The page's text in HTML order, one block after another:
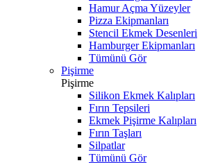
Hamur Açma Yüzeyler
Pizza Ekipmanları
Stencil Ekmek Desenleri
Hamburger Ekipmanları
Tümünü Gör
Pişirme
Pişirme
Silikon Ekmek Kalıpları
Fırın Tepsileri
Ekmek Pişirme Kalıpları
Fırın Taşları
Silpatlar
Tümünü Gör